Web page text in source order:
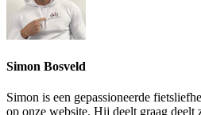
Simon Bosveld
Simon is een gepassioneerde
op onze website. Hij deelt graag deelt